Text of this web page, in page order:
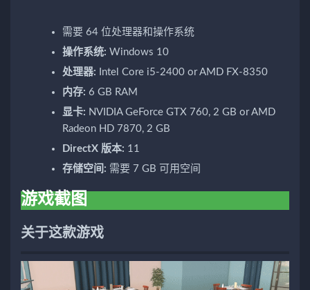
需要 64 位处理器和操作系统
操作系统: Windows 10
处理器: Intel Core i5-2400 or AMD FX-8350
内存: 6 GB RAM
显卡: NVIDIA GeForce GTX 760, 2 GB or AMD
Radeon HD 7870, 2 GB
DirectX 版本: 11
存储空间: 需要 7 GB 可用空间
游戏截图
关于这款游戏